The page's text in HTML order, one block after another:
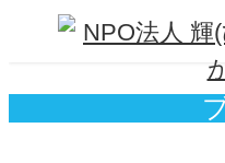
ツ
シ